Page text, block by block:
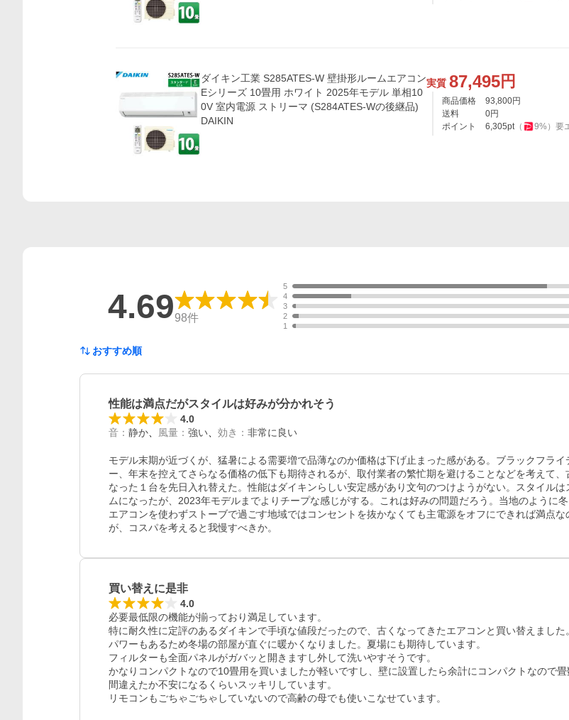
ダイキン工業 S285ATES-W 壁掛形ルームエアコン
Eシリーズ 10畳用 ホワイト 2025年モデル 単相10
0V 室内電源 ストリーマ (S284ATES-Wの後継品)
DAIKIN
実質 87,495円
商品価格 93,800円
送料
0円
ポイント
6,305pt（ 9%） 要
4.6998件
5
4
3
2
1
おすすめ順
性能は満点だがスタイルは好みが分かれそう
4.0
音 ： 静か 風量 ： 強い 効き ： 非常に良い
モデル末期が近づくが、猛暑による需要増で品薄なのか価格は下げ止まった感がある。ブラックフライ
ー、年末を控えてさらなる価格の低下も期待されるが、取付業者の繁忙期を避けることなどを考えて、
なった１台を先日入れ替えた。性能はダイキンらしい安定感があり文句のつけようがない。スタイルは
ムになったが、2023年モデルまでよりチープな感じがする。これは好みの問題だろう。当地のように
エアコンを使わずストーブで過ごす地域ではコンセントを抜かなくても主電源をオフにできれば満点な
が、コスパを考えると我慢すべきか。
買い替えに是非
4.0
必要最低限の機能が揃っており満足しています。
特に耐久性に定評のあるダイキンで手頃な値段だったので、古くなってきたエアコンと買い替えました。
パワーもあるため冬場の部屋が直ぐに暖かくなりました。夏場にも期待しています。
フィルターも全面パネルがガバッと開きますし外して洗いやすそうです。
かなりコンパクトなので10畳用を買いましたが軽いですし、壁に設置したら余計にコンパクトなので畳
間違えたか不安になるくらいスッキリしています。
リモコンもごちゃごちゃしていないので高齢の母でも使いこなせています。